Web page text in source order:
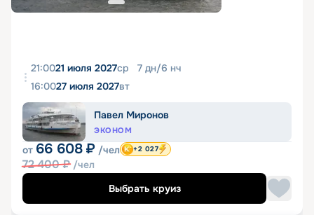
21:0021 июля 2027ср 7 дн/6 нч
16:0027 июля 2027вт
Павел Миронов
ЭКОНОМ
от 66 608 ₽ /чел
72 400₽ /чел
+2 027
Выбрать круиз